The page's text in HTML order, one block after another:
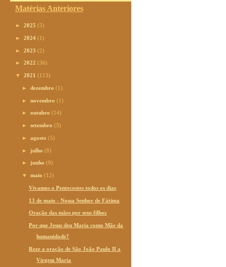
Matérias Anteriores
► 2025 (5)
► 2024 (1)
► 2023 (2)
► 2022 (36)
▼ 2021 (113)
►dezembro(1)
►novembro(1)
►outubro(14)
►setembro(3)
►agosto(5)
► julho(8)
► junho(9)
▼maio(12)
Vivamos o Pentecostes todos os dias
13 de maio - Nossa Senhor de Fátima
Oração das mães por seus filhos
Por que Jesus deu Maria como Mãe da
humanidade?
Reze a oração de São João Paulo II a
Virgem Maria